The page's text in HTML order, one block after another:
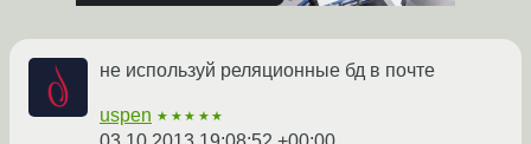
не используй реляционные бд в почте
uspen ★★★★★